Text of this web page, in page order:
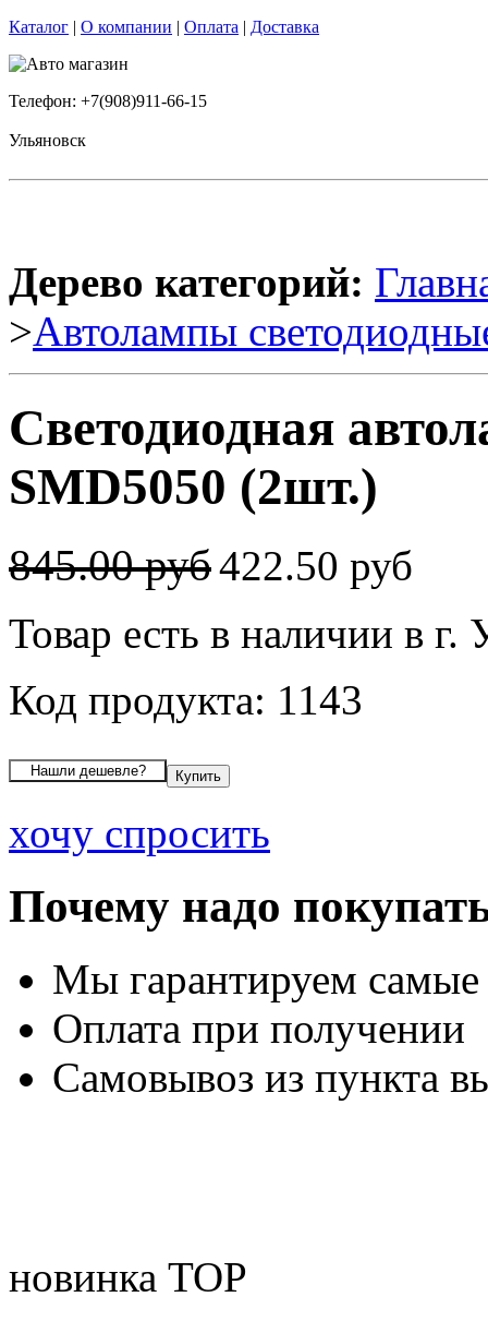
Каталог | О компании | Оплата | Доставка
Телефон: +7(908)911-66-15
Ульяновск
Дерево категорий:
>Автолампы
Светодиодная
SMD5050 (2шт.)
845.00 руб422.50 руб
Товар есть в наличии в г.
Код продукта: 1143
хочу спросить
Почему надо
Мы гарантируем
Оплата при получении
Самовывоз из пункта
новинка TOP